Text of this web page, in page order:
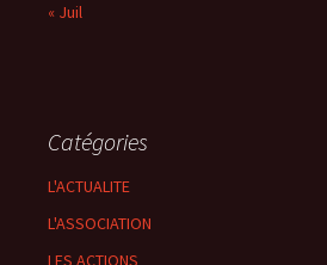
« Juil
Catégories
L'ACTUALITE
L'ASSOCIATION
LES ACTIONS